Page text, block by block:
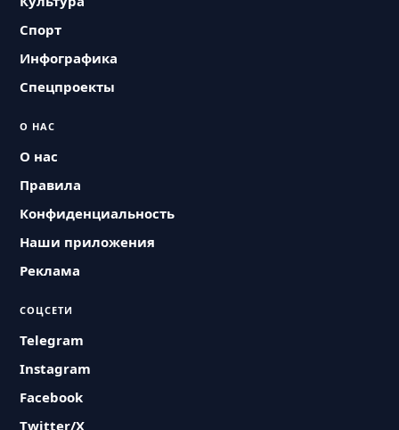
Спорт
Инфографика
Спецпроекты
О НАС
О нас
Правила
Конфиденциальность
Наши приложения
Реклама
СОЦСЕТИ
Telegram
Instagram
Facebook
Twitter/X